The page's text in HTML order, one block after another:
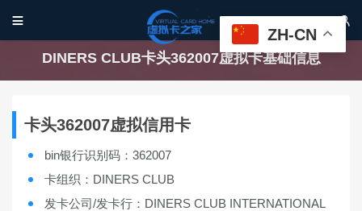
 
DINERS CLUB卡头362007虚拟卡基础信息
卡头362007虚拟信用卡
bin银行识别码：362007
卡组织：DINERS CLUB
发卡公司/发卡行：DINERS CLUB INTERNATIONAL
ZH-CN